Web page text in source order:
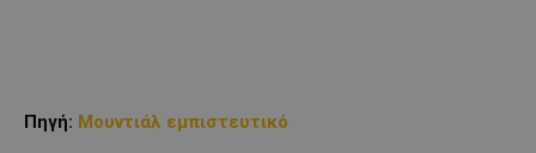
Πηγή: Μουντιάλ εμπιστευτικό